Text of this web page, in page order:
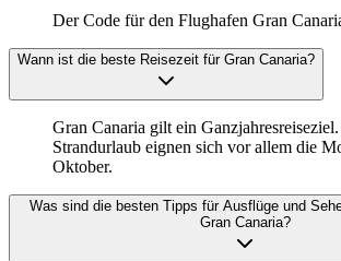
Der Code für den Flughafen Gran
Wann ist die beste Reisezeit für Gran Canaria?
Gran Canaria gilt ein
Strandurlaub eignen sich vor allem die
Oktober.
Was sind die besten Tipps für Ausflüge und
Gran Canaria?